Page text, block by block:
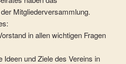
Mitgliederversammlung.
in allen wichtigen Fragen
Ideen und Ziele des Vereins in